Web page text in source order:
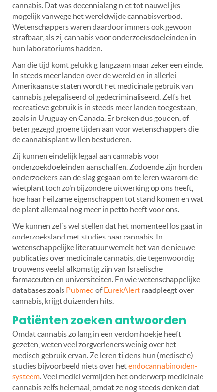
cannabis. Dat was decennialang niet tot nauwelijks
mogelijk vanwege het wereldwijde cannabisverbod.
Wetenschappers waren daardoor immers ook gewoon
strafbaar, als zij cannabis voor onderzoeksdoeleinden in
hun laboratoriums hadden.
Aan die tijd komt gelukkig langzaam maar zeker een einde.
In steeds meer landen over de wereld en in allerlei
Amerikaanste staten wordt het medicinale gebruik van
cannabis gelegaliseerd of gedecriminaliseerd. Zelfs het
recreatieve gebruik is in steeds meer landen toegestaan,
zoals in Uruguay en Canada. Er breken dus gouden, of
beter gezegd groene tijden aan voor wetenschappers die
de cannabisplant willen bestuderen.
Zij kunnen eindelijk legaal aan cannabis voor
onderzoekdoeleinden aanschaffen. Zodoende zijn horden
onderzoekers aan de slag gegaan om te leren waarom de
wietplant toch zo’n bijzondere uitwerking op ons heeft,
hoe haar heilzame eigenschappen tot stand komen en wat
de plant allemaal nog meer in petto heeft voor ons.
We kunnen zelfs wel stellen dat het momenteel los gaat in
onderzoeksland met studies naar cannabis. In
wetenschappelijke literatuur wemelt het van de nieuwe
publicaties over medicinale cannabis, die tegenwoordig
trouwens veelal afkomstig zijn van Israëlische
farmaceuten en universiteiten. En wie wetenschappelijke
databases zoals Pubmed ofEurekAlert raadpleegt over
cannabis, krijgt duizenden hits.
Patiënten zoeken antwoorden
Omdat cannabis zo lang in een verdomhoekje heeft
gezeten, weten veel zorgverleners weinig over het
medisch gebruik ervan. Ze leren tijdens hun (medische)
studies bijvoorbeeld niets over hetendocannabinoïden-
systeem. Veel medici vermijden het onderwerp medicinale
cannabis zelfs helemaal, omdat ze nog steeds denken dat